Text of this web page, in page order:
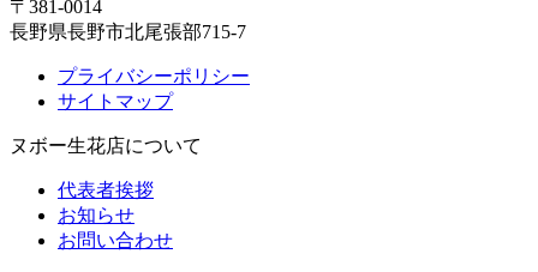
〒381-0014
長野県長野市北尾張部715-7
プライバシーポリシー
サイトマップ
ヌボー生花店について
代表者挨拶
お知らせ
お問い合わせ